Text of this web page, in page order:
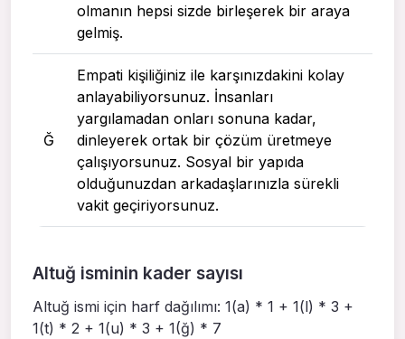
olmanın hepsi sizde birleşerek bir araya
gelmiş.
Ğ
Empati kişiliğiniz ile karşınızdakini kolay
anlayabiliyorsunuz. İnsanları
yargılamadan onları sonuna kadar,
dinleyerek ortak bir çözüm üretmeye
çalışıyorsunuz. Sosyal bir yapıda
olduğunuzdan arkadaşlarınızla sürekli
vakit geçiriyorsunuz.
Altuğ isminin kader sayısı
Altuğ ismi için harf dağılımı: 1(a) * 1 + 1(l) * 3 +
1(t) * 2 + 1(u) * 3 + 1(ğ) * 7